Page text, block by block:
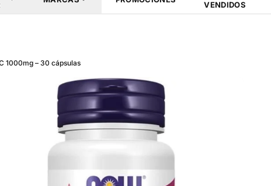
VENDIDOS
1000mg – 30 cápsulas